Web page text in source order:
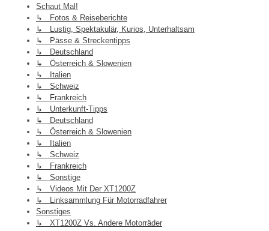
Schaut Mal!
↳ Fotos & Reiseberichte
↳ Lustig, Spektakulär, Kurios, Unterhaltsam
↳ Pässe & Streckentipps
↳ Deutschland
↳ Österreich & Slowenien
↳ Italien
↳ Schweiz
↳ Frankreich
↳ Unterkunft-Tipps
↳ Deutschland
↳ Österreich & Slowenien
↳ Italien
↳ Schweiz
↳ Frankreich
↳ Sonstige
↳ Videos Mit Der XT1200Z
↳ Linksammlung Für Motorradfahrer
Sonstiges
↳ XT1200Z Vs. Andere Motorräder